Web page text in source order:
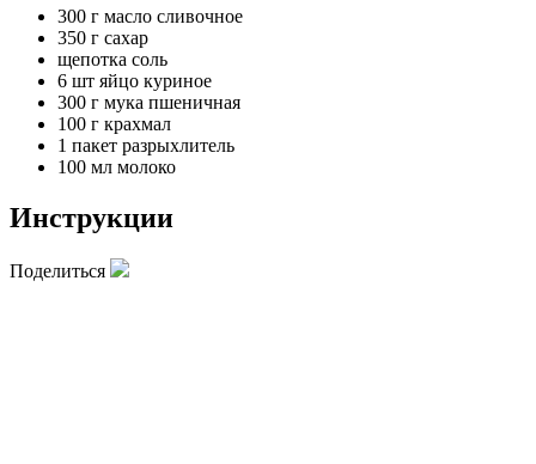
300 г масло сливочное
350 г сахар
щепотка соль
6 шт яйцо куриное
300 г мука пшеничная
100 г крахмал
1 пакет разрыхлитель
100 мл молоко
Инструкции
Поделиться